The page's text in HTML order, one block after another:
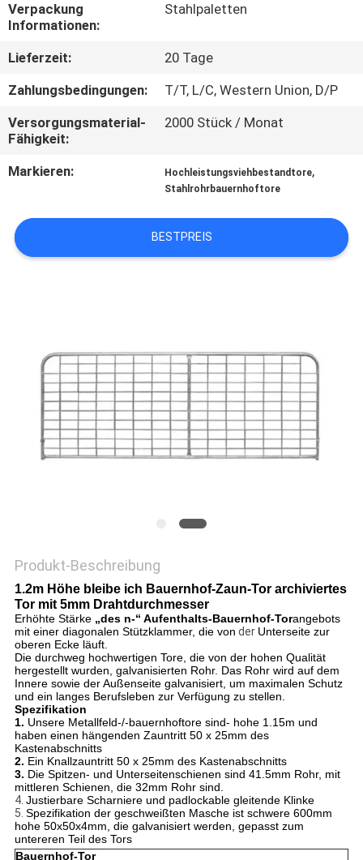
TRETEN
SIE
MIT
UNS
IN
VERBINDUNG
FORDERN
SIE
SITEMAP
DATENSCHUTZRICHTLINIE
Verpackung
Informationen:
Stahlpaletten
Lieferzeit:
20 Tage
Zahlungsbedingungen:
T/T, L/C, Western Union, D/P
Versorgungsmaterial-
Fähigkeit:
2000 Stück / Monat
Markieren: Hochleistungsviehbestandtore,
Stahlrohrbauernhoftore
BESTPREIS
Produkt-Beschreibung
1.2m Höhe bleibe ich Bauernhof-Zaun-Tor archiviertes
Tor mit 5mm Drahtdurchmesser
Erhöhte Stärke „des n-“ Aufenthalts-Bauernhof-Torangebots
mit einer diagonalen Stützklammer, die von der Unterseite zur
oberen Ecke läuft.
Die durchweg hochwertigen Tore, die von der hohen Qualität
hergestellt wurden, galvanisierten Rohr. Das Rohr wird auf dem
Innere sowie der Außenseite galvanisiert, um maximalen Schutz
und ein langes Berufsleben zur Verfügung zu stellen.
Spezifikation
1. Unsere Metallfeld-/-bauernhoftore sind- hohe 1.15m und
haben einen hängenden Zauntritt 50 x 25mm des
Kastenabschnitts
2. Ein Knallzauntritt 50 x 25mm des Kastenabschnitts
3. Die Spitzen- und Unterseitenschienen sind 41.5mm Rohr, mit
mittleren Schienen, die 32mm Rohr sind.
4. Justierbare Scharniere und padlockable gleitende Klinke
5. Spezifikation der geschweißten Masche ist schwere 600mm
hohe 50x50x4mm, die galvanisiert werden, gepasst zum
untereren Teil des Tors
Bauernhof-Tor